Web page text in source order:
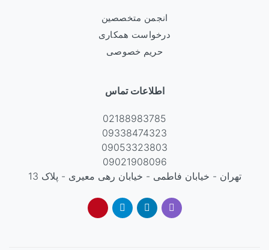
انجمن متخصصین
درخواست همکاری
حریم خصوصی
اطلاعات تماس
02188983785
09338474323
09053323803
09021908096
تهران - خیابان فاطمی - خیابان رهی معیری - پلاک 13